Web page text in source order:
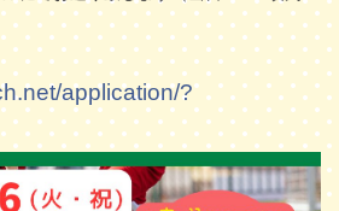
application/?